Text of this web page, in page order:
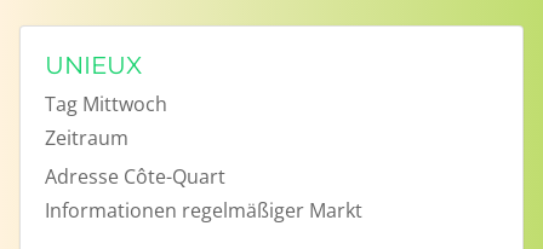
UNIEUX
Tag Mittwoch
Zeitraum
Adresse Côte-Quart
Informationen regelmäßiger Markt